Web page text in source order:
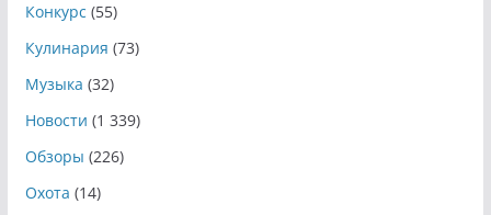
Конкурс (55)
Кулинария (73)
Музыка (32)
Новости (1 339)
Обзоры (226)
Охота (14)